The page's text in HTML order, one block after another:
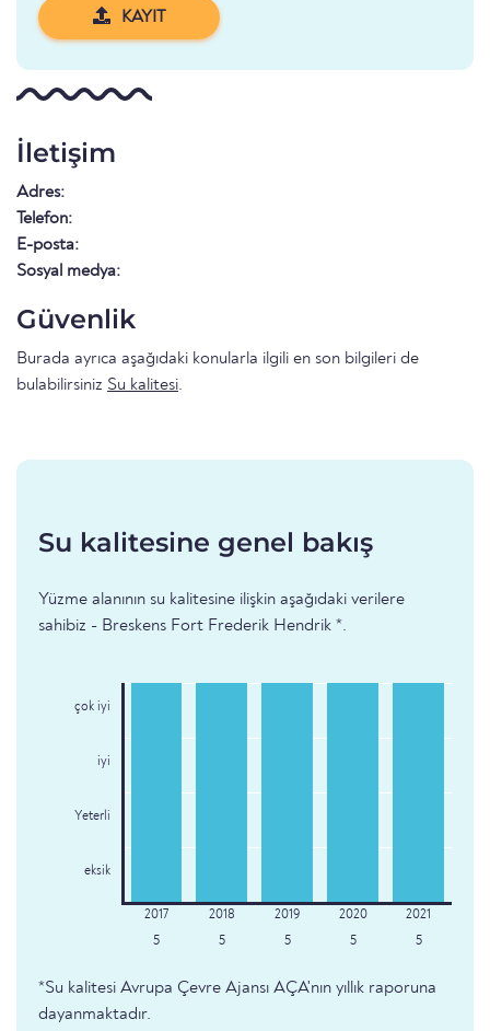
KAYIT
İletişim
Adres:
Telefon:
E-posta:
Sosyal medya:
Güvenlik
Burada ayrıca aşağıdaki konularla ilgili en son bilgileri de
bulabilirsiniz Su kalitesi.
Su kalitesine genel bakış
Yüzme alanının su kalitesine ilişkin aşağıdaki verilere
sahibiz - Breskens Fort Frederik Hendrik *.
çok iyi
iyi
Yeterli
eksik
5 5 5 5 5
*Su kalitesi Avrupa Çevre Ajansı AÇA'nın yıllık raporuna
dayanmaktadır.